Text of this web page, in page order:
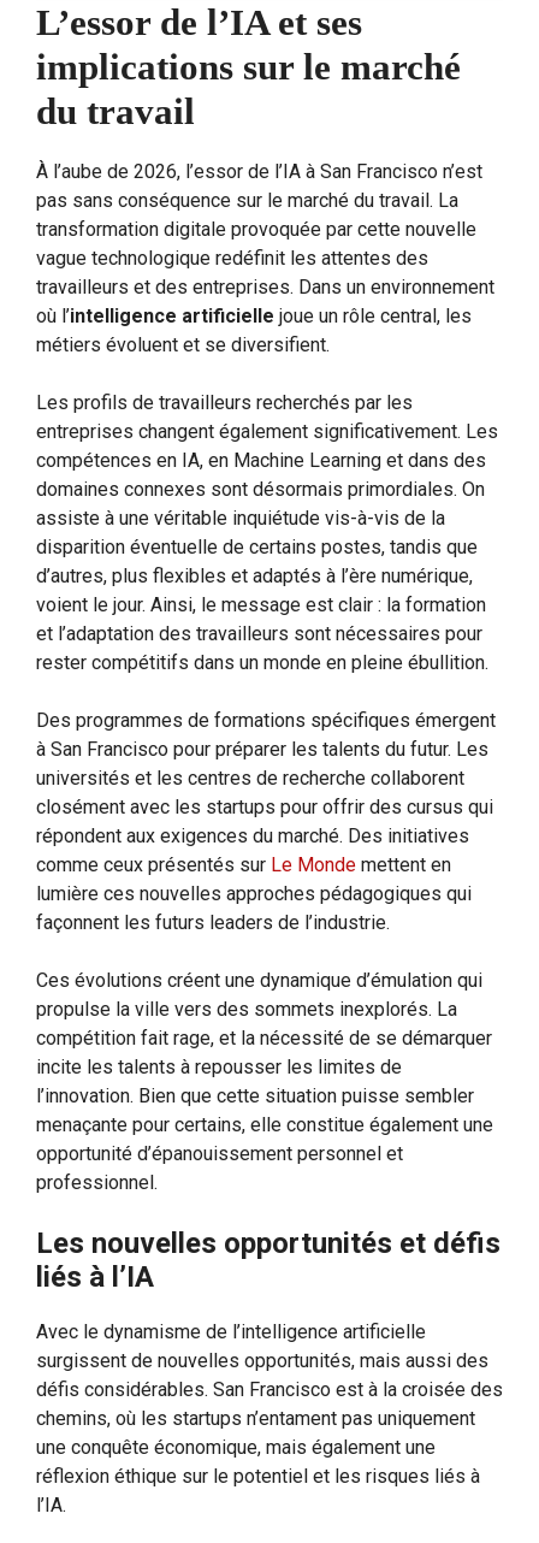
L’essor de l’IA et ses
implications sur le marché
du travail
À l’aube de 2026, l’essor de l’IA à San Francisco n’est
pas sans conséquence sur le marché du travail. La
transformation digitale provoquée par cette nouvelle
vague technologique redéfinit les attentes des
travailleurs et des entreprises. Dans un environnement
où l’intelligence artificielle joue un rôle central, les
métiers évoluent et se diversifient.
Les profils de travailleurs recherchés par les
entreprises changent également significativement. Les
compétences en IA, en Machine Learning et dans des
domaines connexes sont désormais primordiales. On
assiste à une véritable inquiétude vis-à-vis de la
disparition éventuelle de certains postes, tandis que
d’autres, plus flexibles et adaptés à l’ère numérique,
voient le jour. Ainsi, le message est clair : la formation
et l’adaptation des travailleurs sont nécessaires pour
rester compétitifs dans un monde en pleine ébullition.
Des programmes de formations spécifiques émergent
à San Francisco pour préparer les talents du futur. Les
universités et les centres de recherche collaborent
closément avec les startups pour offrir des cursus qui
répondent aux exigences du marché. Des initiatives
comme ceux présentés sur Le Monde mettent en
lumière ces nouvelles approches pédagogiques qui
façonnent les futurs leaders de l’industrie.
Ces évolutions créent une dynamique d’émulation qui
propulse la ville vers des sommets inexplorés. La
compétition fait rage, et la nécessité de se démarquer
incite les talents à repousser les limites de
l’innovation. Bien que cette situation puisse sembler
menaçante pour certains, elle constitue également une
opportunité d’épanouissement personnel et
professionnel.
Les nouvelles opportunités et défis
liés à l’IA
Avec le dynamisme de l’intelligence artificielle
surgissent de nouvelles opportunités, mais aussi des
défis considérables. San Francisco est à la croisée des
chemins, où les startups n’entament pas uniquement
une conquête économique, mais également une
réflexion éthique sur le potentiel et les risques liés à
l’IA.